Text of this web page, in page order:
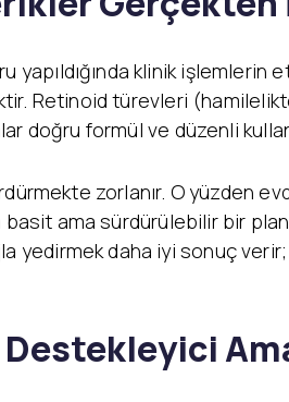
klinik işlemlerin
Retinoid türevleri
doğru formül ve düzenli
zorlanır. O yüzden
ama sürdürülebilir bir plan
yedirmek daha iyi sonuç
Ama